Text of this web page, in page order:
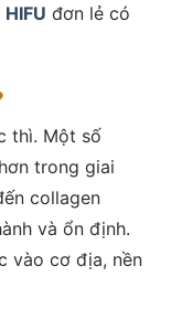
HIFU đơn lẻ có
thì. Một số
trong giai
collagen
và ổn định.
vào cơ địa, nền